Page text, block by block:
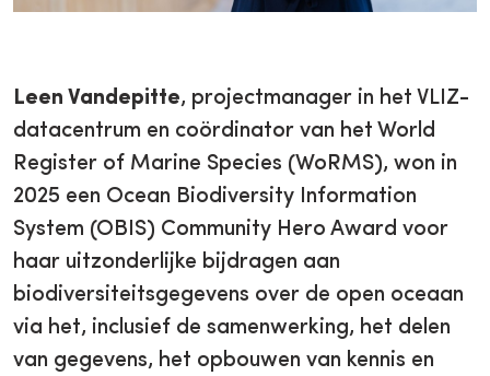
Leen Vandepitte, projectmanager in het VLIZ-
datacentrum en coördinator van het World
Register of Marine Species (WoRMS), won in
2025 een Ocean Biodiversity Information
System (OBIS) Community Hero Award voor
haar uitzonderlijke bijdragen aan
biodiversiteitsgegevens over de open oceaan
via het, inclusief de samenwerking, het delen
van gegevens, het opbouwen van kennis en